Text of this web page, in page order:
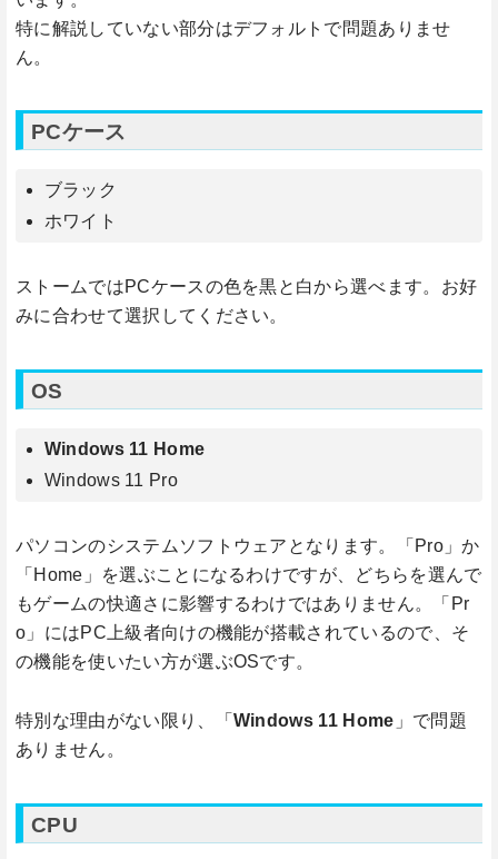
特に解説していない部分はデフォルトで問題ありませ
ん。
PCケース
ブラック
ホワイト
ストームではPCケースの色を黒と白から選べます。お好
みに合わせて選択してください。
OS
Windows 11 Home
Windows 11 Pro
パソコンのシステムソフトウェアとなります。「Pro」か
「Home」を選ぶことになるわけですが、どちらを選んで
もゲームの快適さに影響するわけではありません。「Pr
o」にはPC上級者向けの機能が搭載されているので、そ
の機能を使いたい方が選ぶOSです。
特別な理由がない限り、「 Windows 11 Home 」で問題
ありません。
CPU